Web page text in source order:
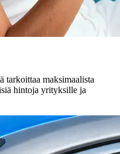
tarkoittaa maksimaalista
hintoja yrityksille ja